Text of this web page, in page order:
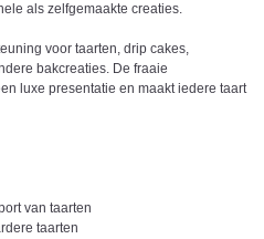
als zelfgemaakte creaties.
voor taarten, drip cakes,
bakcreaties. De fraaie
luxe presentatie en maakt iedere taart
van taarten
taarten